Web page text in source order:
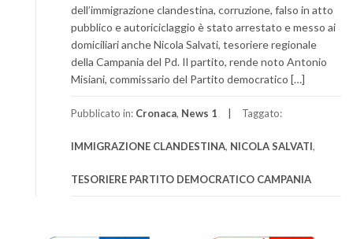
dell’immigrazione clandestina, corruzione, falso in atto
pubblico e autoriciclaggio è stato arrestato e messo ai
domiciliari anche Nicola Salvati, tesoriere regionale
della Campania del Pd. Il partito, rende noto Antonio
Misiani, commissario del Partito democratico […]
Pubblicato in: Cronaca, News 1 Taggato:
IMMIGRAZIONE CLANDESTINA, NICOLA SALVATI,
TESORIERE PARTITO DEMOCRATICO CAMPANIA